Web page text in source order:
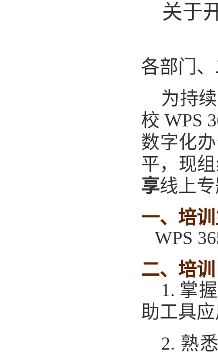
关于
各部门
为持
校 WPS
数字化
平，现
享线上
一、 培
WPS
二、 培
1. 掌握
助工具
2. 熟